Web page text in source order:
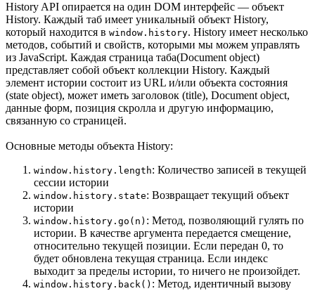
History API опирается на один DOM интерфейс — объект
History. Каждый таб имеет уникальный объект History,
который находится в window.history. History имеет несколько
методов, событий и свойств, которыми мы можем управлять
из JavaScript. Каждая страница таба(Document object)
представляет собой объект коллекции History. Каждый
элемент истории состоит из URL и/или объекта состояния
(state object), может иметь заголовок (title), Document object,
данные форм, позиция скролла и другую информацию,
связанную со страницей.
Основные методы объекта History:
window.history.length: Количество записей в текущей
сессии истории
window.history.state: Возвращает текущий объект
истории
window.history.go(n) : Метод, позволяющий гулять по
истории. В качестве аргумента передается смещение,
относительно текущей позиции. Если передан 0, то
будет обновлена текущая страница. Если индекс
выходит за пределы истории, то ничего не произойдет.
window.history.back() : Метод, идентичный вызову